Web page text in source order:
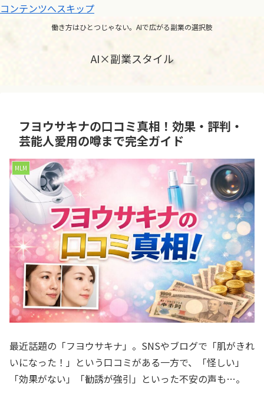
コンテンツへスキップ
働き方はひとつじゃない。AIで広がる副業の選択肢
AI×副業スタイル
フヨウサキナの口コミ真相！効果・評判・
芸能人愛用の噂まで完全ガイド
MLM
最近話題の「フヨウサキナ」。SNSやブログで「肌がきれ
いになった！」という口コミがある一方で、「怪しい」
「効果がない」「勧誘が強引」といった不安の声も…。